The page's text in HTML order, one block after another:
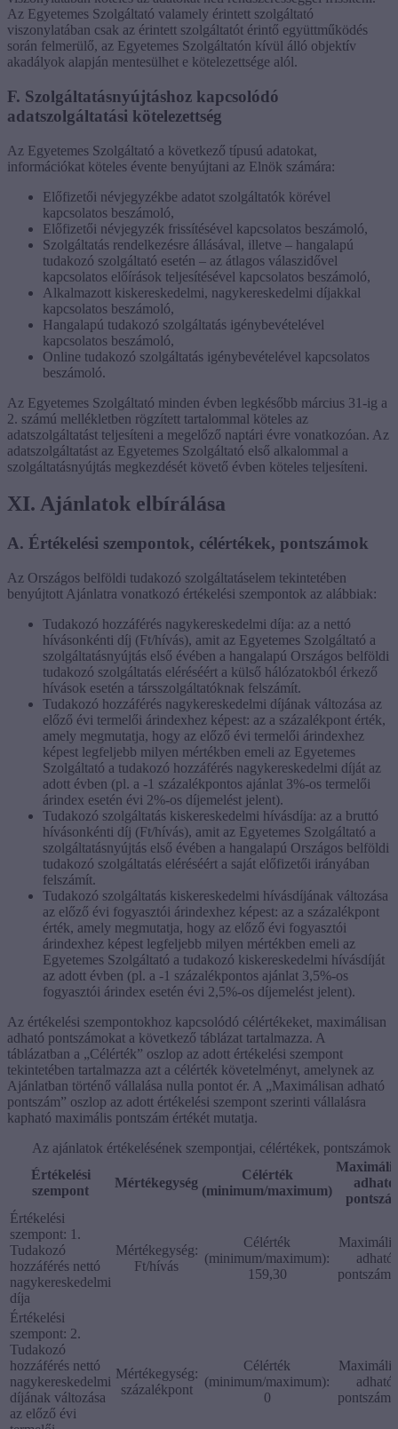
Az Egyetemes Szolgáltató valamely érintett szolgáltató
viszonylatában csak az érintett szolgáltatót érintő együttműködés
során felmerülő, az Egyetemes Szolgáltatón kívül álló objektív
akadályok alapján mentesülhet e kötelezettsége alól.
F. Szolgáltatásnyújtáshoz kapcsolódó
adatszolgáltatási kötelezettség
Az Egyetemes Szolgáltató a következő típusú adatokat,
információkat köteles évente benyújtani az Elnök számára:
Előfizetői névjegyzékbe adatot szolgáltatók körével
kapcsolatos beszámoló,
Előfizetői névjegyzék frissítésével kapcsolatos beszámoló,
Szolgáltatás rendelkezésre állásával, illetve – hangalapú
tudakozó szolgáltató esetén – az átlagos válaszidővel
kapcsolatos előírások teljesítésével kapcsolatos beszámoló,
Alkalmazott kiskereskedelmi, nagykereskedelmi díjakkal
kapcsolatos beszámoló,
Hangalapú tudakozó szolgáltatás igénybevételével
kapcsolatos beszámoló,
Online tudakozó szolgáltatás igénybevételével kapcsolatos
beszámoló.
Az Egyetemes Szolgáltató minden évben legkésőbb március 31-ig a
2. számú mellékletben rögzített tartalommal köteles az
adatszolgáltatást teljesíteni a megelőző naptári évre vonatkozóan. Az
adatszolgáltatást az Egyetemes Szolgáltató első alkalommal a
szolgáltatásnyújtás megkezdését követő évben köteles teljesíteni.
XI. Ajánlatok elbírálása
A. Értékelési szempontok, célértékek, pontszámok
Az Országos belföldi tudakozó szolgáltatáselem tekintetében
benyújtott Ajánlatra vonatkozó értékelési szempontok az alábbiak:
Tudakozó hozzáférés nagykereskedelmi díja: az a nettó
hívásonkénti díj (Ft/hívás), amit az Egyetemes Szolgáltató a
szolgáltatásnyújtás első évében a hangalapú Országos belföldi
tudakozó szolgáltatás eléréséért a külső hálózatokból érkező
hívások esetén a társszolgáltatóknak felszámít.
Tudakozó hozzáférés nagykereskedelmi díjának változása az
előző évi termelői árindexhez képest: az a százalékpont érték,
amely megmutatja, hogy az előző évi termelői árindexhez
képest legfeljebb milyen mértékben emeli az Egyetemes
Szolgáltató a tudakozó hozzáférés nagykereskedelmi díját az
adott évben (pl. a -1 százalékpontos ajánlat 3%-os termelői
árindex esetén évi 2%-os díjemelést jelent).
Tudakozó szolgáltatás kiskereskedelmi hívásdíja: az a bruttó
hívásonkénti díj (Ft/hívás), amit az Egyetemes Szolgáltató a
szolgáltatásnyújtás első évében a hangalapú Országos belföldi
tudakozó szolgáltatás eléréséért a saját előfizetői irányában
felszámít.
Tudakozó szolgáltatás kiskereskedelmi hívásdíjának változása
az előző évi fogyasztói árindexhez képest: az a százalékpont
érték, amely megmutatja, hogy az előző évi fogyasztói
árindexhez képest legfeljebb milyen mértékben emeli az
Egyetemes Szolgáltató a tudakozó kiskereskedelmi hívásdíját
az adott évben (pl. a -1 százalékpontos ajánlat 3,5%-os
fogyasztói árindex esetén évi 2,5%-os díjemelést jelent).
Az értékelési szempontokhoz kapcsolódó célértékeket, maximálisan
adható pontszámokat a következő táblázat tartalmazza. A
táblázatban a „Célérték” oszlop az adott értékelési szempont
tekintetében tartalmazza azt a célérték követelményt, amelynek az
Ajánlatban történő vállalása nulla pontot ér. A „Maximálisan adható
pontszám” oszlop az adott értékelési szempont szerinti vállalásra
kapható maximális pontszám értékét mutatja.
Az ajánlatok értékelésének szempontjai, célértékek, pontszámok
Értékelési
szempont
Mértékegység
Célérték
(minimum/maximum)
adható
Értékelési
szempont: 1.
Tudakozó
hozzáférés nettó
nagykereskedelmi
díja
Mértékegység:
Ft/hívás
Célérték
(minimum/maximum):
159,30
adható
pontszám:
Értékelési
szempont: 2.
Tudakozó
hozzáférés nettó
nagykereskedelmi
díjának változása
az előző évi
Mértékegység:
százalékpont
Célérték
(minimum/maximum):
0
adható
pontszám: